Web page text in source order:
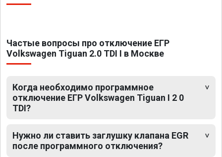
Частые вопросы про отключение ЕГР
Volkswagen Tiguan 2.0 TDI I в Москве
Когда необходимо программное
отключение ЕГР Volkswagen Tiguan I 2 0
TDI?
Нужно ли ставить заглушку клапана EGR
после программного отключения?